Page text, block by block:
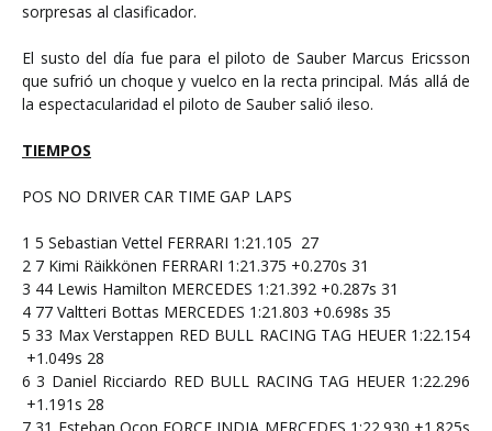
sorpresas al clasificador.
El susto del día fue para el piloto de Sauber Marcus Ericsson
que sufrió un choque y vuelco en la recta principal. Más allá de
la espectacularidad el piloto de Sauber salió ileso.
TIEMPOS
POS NO DRIVER CAR TIME GAP LAPS
1 5 Sebastian Vettel FERRARI 1:21.105 27
2 7 Kimi Räikkönen FERRARI 1:21.375 +0.270s 31
3 44 Lewis Hamilton MERCEDES 1:21.392 +0.287s 31
4 77 Valtteri Bottas MERCEDES 1:21.803 +0.698s 35
5 33 Max Verstappen RED BULL RACING TAG HEUER 1:22.154
+1.049s 28
6 3 Daniel Ricciardo RED BULL RACING TAG HEUER 1:22.296
+1.191s 28